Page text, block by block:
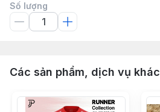
Số lượng
Các sản phẩm, dịch vụ khác